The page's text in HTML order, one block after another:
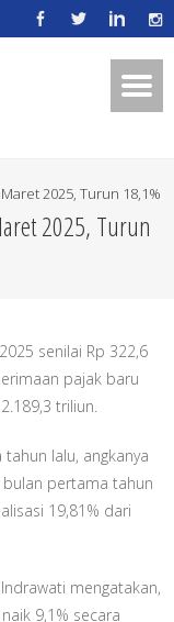
2025, Turun 18,1%
2025, Turun
senilai Rp 322,6
pajak baru
triliun.
lalu, angkanya
bulan pertama tahun
19,81% dari
mengatakan,
9,1% secara